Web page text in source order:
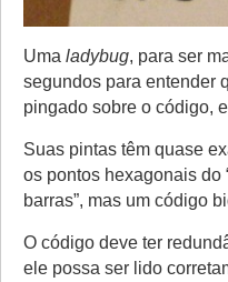
Uma ladybug, para ser
segundos para entender
pingado sobre o código,
Suas pintas têm quase
os pontos hexagonais do
barras”, mas um código
O código deve ter
ele possa ser lido